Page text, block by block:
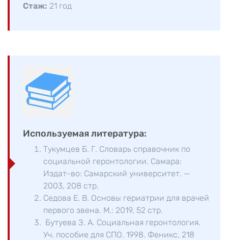
Стаж: 21 год
Используемая литература:
Тукумцев Б. Г. Словарь справочник по
социальной геронтологии. Самара:
Издат-во: Самарский университет. —
2003, 208 стр.
Седова Е. В. Основы гериатрии для врачей
первого звена. М.: 2019, 52 стр.
Бутуева З. А. Социальная геронтология.
Уч. пособие для СПО. 1998. Феникс, 218